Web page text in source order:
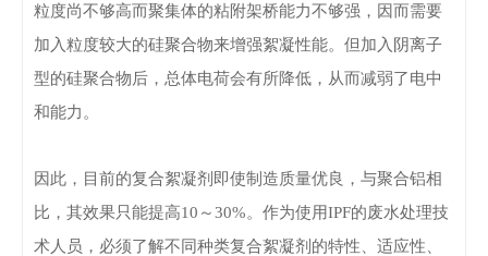
粒度尚不够高而聚集体的粘附架桥能力不够强，因而需要
加入粒度较大的硅聚合物来增强絮凝性能。 但加入阴离子
型的硅聚合物后，总体电荷会有所降低，从而减弱了电中
和能力。
因此，目前的复合絮凝剂即使制造质量优良，与聚合铝相
比，其效果只能提高10～30%。作为使用IPF的废水处理技
术人员，必须了解不同种类复合絮凝剂的特性、适应性、